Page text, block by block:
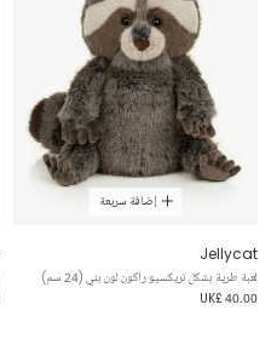
إضافة سريعة
Jellycat
لعبة طرية بشكل تريكسيو راكون لون بني (24 سم)
UK£ 40.00